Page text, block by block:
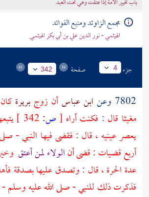
باب تخيير الأمة إذا عتقت وهي تحت العبد
مجمع الزاوئد ومنبع الفوائد
الهيثمي - نور الدين علي بن أبي بكر الهيثمي
جزء 4 صفحة 342
7802 وعن ابن عباسأن زوج بريرة
مغيثا قال : فكنت أراه [ص:
يعصر عينيه ، قال : فقضى فيها النبي -
أربع قضيات : قضى أنالولاء لمن أعتق
عدة الحرة ، قال : وتصدق عليها بصدقة
فذكرت ذلك للنبي - صلى الله عليه وسلم